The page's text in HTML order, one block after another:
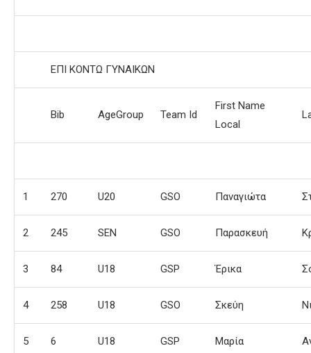
ΕΠΙ ΚΟΝΤΩ ΓΥΝΑΙΚΩΝ
Bib AgeGroup Team Id
First Name
Local
1 270 U20 GSO Παναγιώτα
2 245 SEN GSO Παρασκευή
3 84 U18 GSP Έρικα
4 258 U18 GSO Σκεύη
5 6 U18 GSP Μαρία